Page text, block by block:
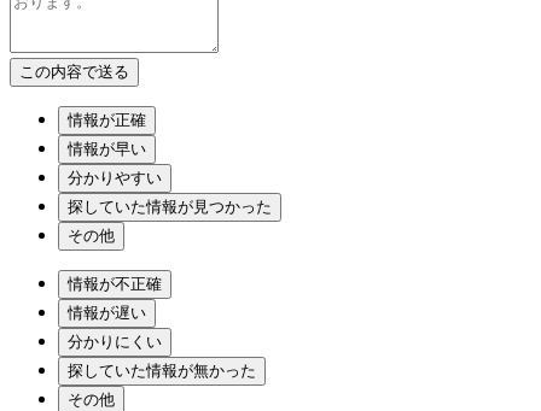
情報が正確
情報が早い
分かりやすい
探していた情報が見つかった
その他
情報が不正確
情報が遅い
分かりにくい
探していた情報が無かった
その他